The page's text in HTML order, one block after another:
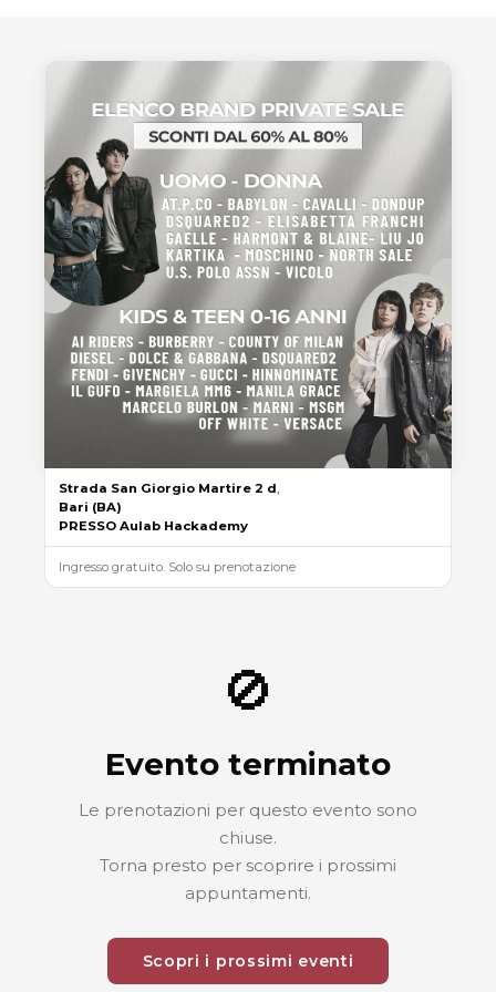
Strada San Giorgio Martire 2 d
Bari (BA)
PRESSO Aulab Hackademy
Ingresso gratuito. Solo su prenotazione
🚫
Evento terminato
Le prenotazioni per questo evento sono
chiuse.
Torna presto per scoprire i prossimi
appuntamenti.
Scopri i prossimi eventi